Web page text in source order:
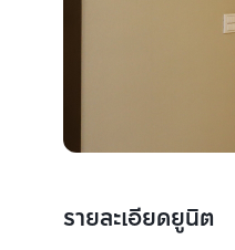
รายละเอียดยูนิต